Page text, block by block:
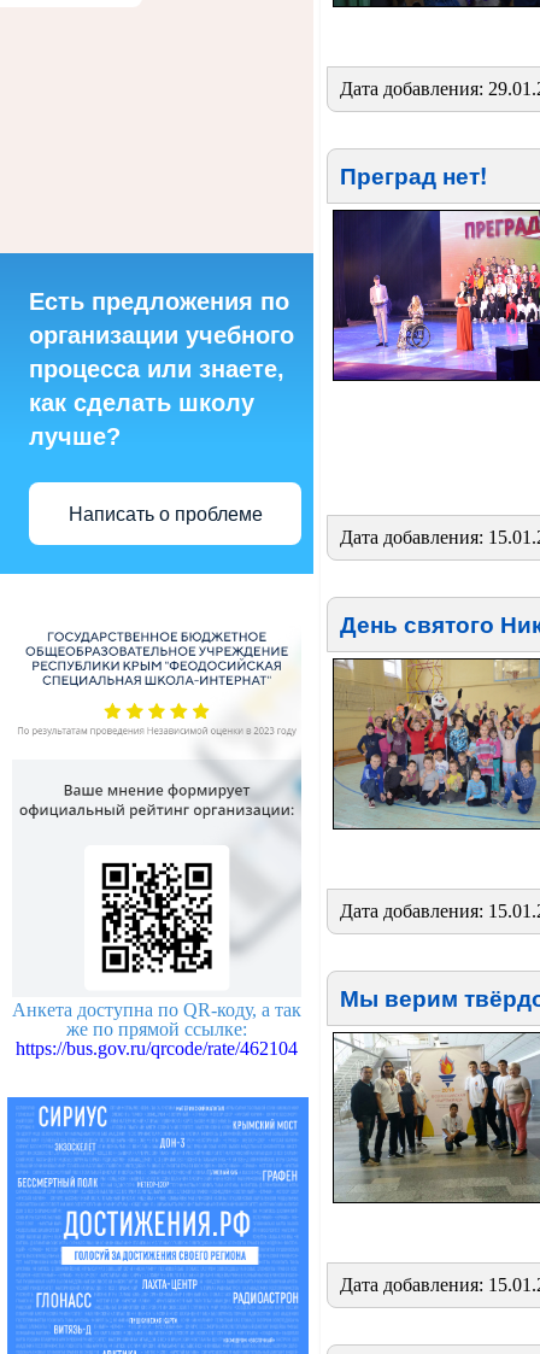
Есть предложения по
организации учебного
процесса или знаете,
как сделать школу
лучше?
Написать о проблеме
Анкета доступна по QR-коду, а так
же по прямой ссылке:
https://bus.gov.ru/qrcode/rate/462104
Дата добавления:
Преград нет!
Дата добавления:
День святого
Дата добавления:
Мы верим
Дата добавления: